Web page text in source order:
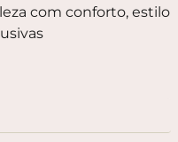
com conforto, estilo